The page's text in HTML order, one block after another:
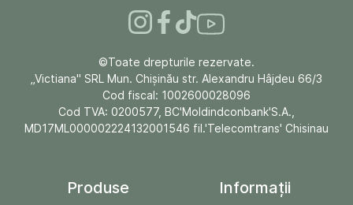
©Toate drepturile rezervate.
„Victiana" SRL Mun. Chişinău str. Alexandru Hâjdeu 66/3
Cod fiscal: 1002600028096
Cod TVA: 0200577, BC'Moldindconbank'S.A.,
MD17ML000002224132001546 fil.'Telecomtrans' Chisinau
Produse Informații